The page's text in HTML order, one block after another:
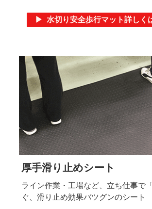
▶ 水切り安全歩行マット詳しく
厚手滑り止めシート
ライン作業・工場など、立ち仕事で
ぐ、滑り止め効果バツグンのシート